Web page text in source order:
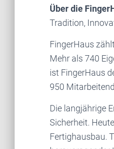
Über die
Tradition,
FingerHaus
Mehr als 740
ist FingerHaus
950
Die langjährige
Sicherheit.
Fertighausbau.